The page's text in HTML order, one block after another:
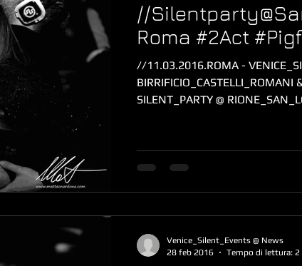
//
Roma #2Act
//11.03.2016.ROMA -
BIRRIFICIO_CASTELLI_ROMANI & GENTE_CLUB presents
SILENT_PARTY @
Venice_Silent_Events @ News
28 feb 2016
Tempo di lettura: 2